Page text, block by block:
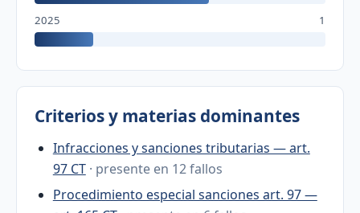
2025 1
Criterios y materias dominantes
Infracciones y sanciones tributarias — art.
97 CT · presente en 12 fallos
Procedimiento especial sanciones art. 97 —